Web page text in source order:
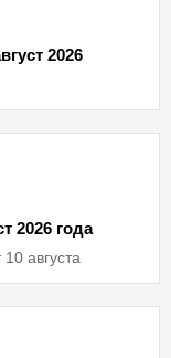
2026
2026 года
августа